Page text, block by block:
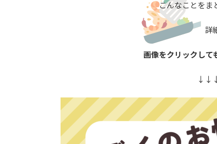
こんなことをま
詳
画像をクリックして